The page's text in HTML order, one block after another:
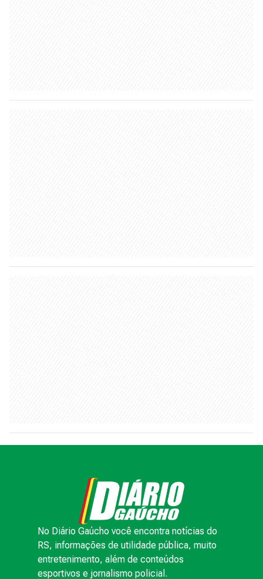
No Diário Gaúcho você encontra notícias do
RS, informações de utilidade pública, muito
entretenimento, além de conteúdos
esportivos e jornalismo policial.